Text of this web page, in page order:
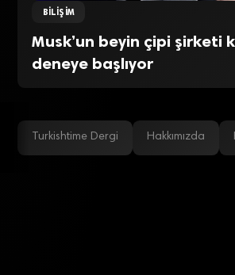
BILIŞIM
Musk’un beyin çipi şirketi
deneye başlıyor
Turkishtime Dergi Hakkımızda